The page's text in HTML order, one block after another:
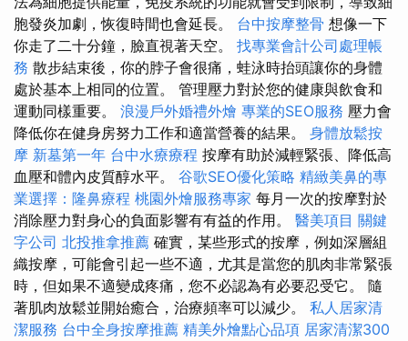
胞發炎加劇，恢復時間也會延長。 台中按摩整骨 想像一下
你走了二十分鐘，臉直視著天空。 找專業會計公司處理帳
務 散步結束後，你的脖子會很痛，蛙泳時抬頭讓你的身體
處於基本上相同的位置。 管理壓力對於您的健康與飲食和
運動同樣重要。 浪漫戶外婚禮外燴 專業的SEO服務 壓力會
降低你在健身房努力工作和適當營養的結果。 身體放鬆按
摩 新墓第一年 台中水療療程 按摩有助於減輕緊張、降低高
血壓和體內皮質醇水平。 谷歌SEO優化策略 精緻美鼻的專
業選擇：隆鼻療程 桃園外燴服務專家 每月一次的按摩對於
消除壓力對身心的負面影響有有益的作用。 醫美項目 關鍵
字公司 北投推拿推薦 確實，某些形式的按摩，例如深層組
織按摩，可能會引起一些不適，尤其是當您的肌肉非常緊張
時，但如果不適變成疼痛，您不必認為有必要忍受它。 隨
著肌肉放鬆並開始癒合，治療頻率可以減少。 私人居家清
潔服務 台中全身按摩推薦 精美外燴點心品項 居家清潔300